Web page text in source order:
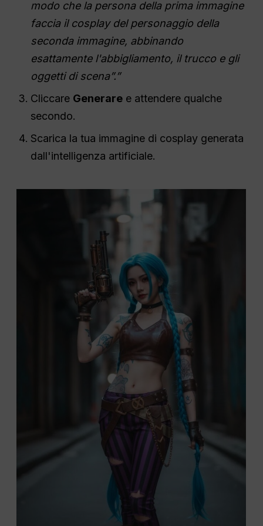
modo che la persona della prima immagine
faccia il cosplay del personaggio della
seconda immagine, abbinando
esattamente l'abbigliamento, il trucco e gli
oggetti di scena”.”
Cliccare Generare e attendere qualche
secondo.
Scarica la tua immagine di cosplay generata
dall'intelligenza artificiale.